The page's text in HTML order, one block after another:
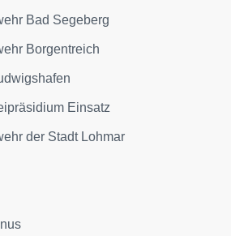
Bad Segeberg
Borgentreich
Einsatz
der Stadt Lohmar